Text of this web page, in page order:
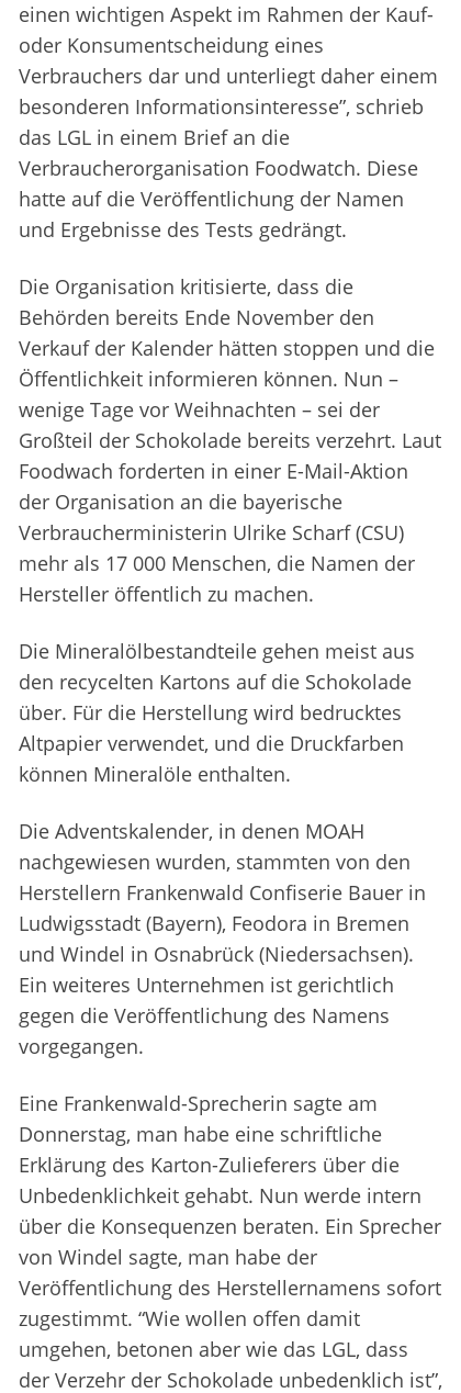
einen wichtigen Aspekt im Rahmen der Kauf-
oder Konsumentscheidung eines
Verbrauchers dar und unterliegt daher einem
besonderen Informationsinteresse”, schrieb
das LGL in einem Brief an die
Verbraucherorganisation Foodwatch. Diese
hatte auf die Veröffentlichung der Namen
und Ergebnisse des Tests gedrängt.
Die Organisation kritisierte, dass die
Behörden bereits Ende November den
Verkauf der Kalender hätten stoppen und die
Öffentlichkeit informieren können. Nun –
wenige Tage vor Weihnachten – sei der
Großteil der Schokolade bereits verzehrt. Laut
Foodwach forderten in einer E-Mail-Aktion
der Organisation an die bayerische
Verbraucherministerin Ulrike Scharf (CSU)
mehr als 17 000 Menschen, die Namen der
Hersteller öffentlich zu machen.
Die Mineralölbestandteile gehen meist aus
den recycelten Kartons auf die Schokolade
über. Für die Herstellung wird bedrucktes
Altpapier verwendet, und die Druckfarben
können Mineralöle enthalten.
Die Adventskalender, in denen MOAH
nachgewiesen wurden, stammten von den
Herstellern Frankenwald Confiserie Bauer in
Ludwigsstadt (Bayern), Feodora in Bremen
und Windel in Osnabrück (Niedersachsen).
Ein weiteres Unternehmen ist gerichtlich
gegen die Veröffentlichung des Namens
vorgegangen.
Eine Frankenwald-Sprecherin sagte am
Donnerstag, man habe eine schriftliche
Erklärung des Karton-Zulieferers über die
Unbedenklichkeit gehabt. Nun werde intern
über die Konsequenzen beraten. Ein Sprecher
von Windel sagte, man habe der
Veröffentlichung des Herstellernamens sofort
zugestimmt. “Wie wollen offen damit
umgehen, betonen aber wie das LGL, dass
der Verzehr der Schokolade unbedenklich ist”,